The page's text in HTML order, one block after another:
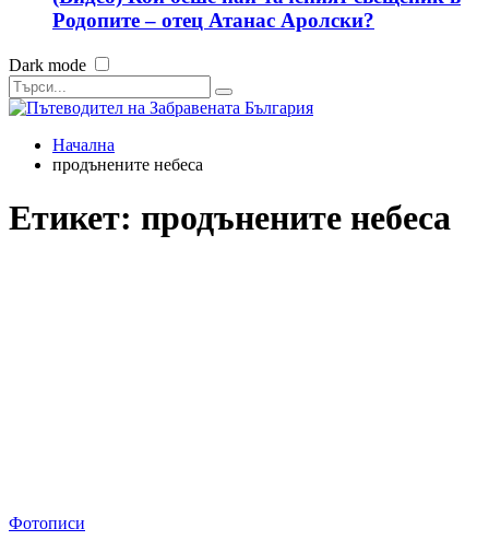
Родопите – отец Атанас Аролски?
Dark mode
Начална
продънените небеса
Етикет: продънените небеса
Фотописи